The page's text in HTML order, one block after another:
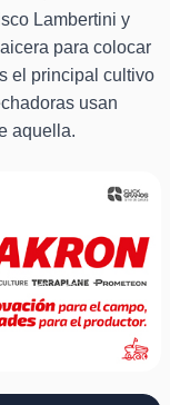
Lambertini y
para colocar
el principal cultivo
usan
aquella.